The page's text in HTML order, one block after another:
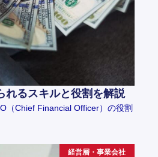
れるスキルと役割を解説
（Chief Financial Officer）の役割
経営層・事業会社